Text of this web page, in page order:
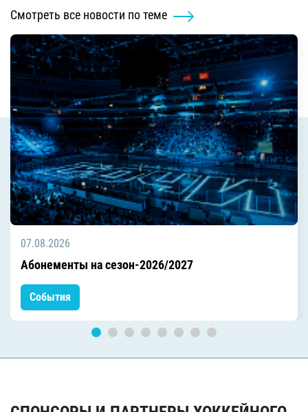
Смотреть все новости по теме
07.08.2026
Абонементы на сезон-2026/2027
События